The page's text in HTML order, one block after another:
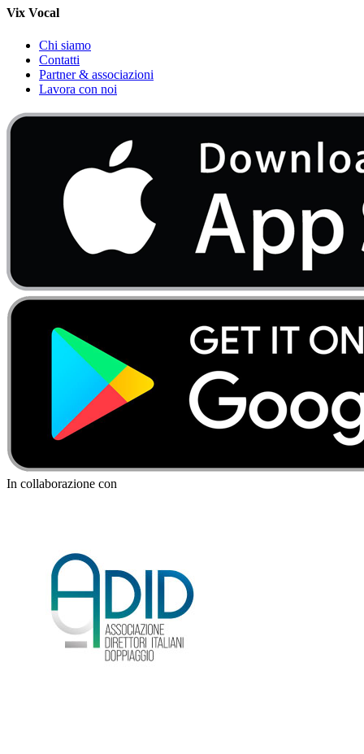
Vix Vocal
Chi siamo
Contatti
Partner & associazioni
Lavora con noi
In collaborazione con